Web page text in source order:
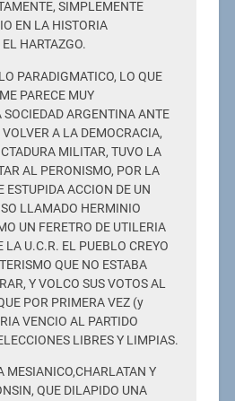
SIMPLEMENTE
EN LA HISTORIA
HARTAZGO.
PARADIGMATICO, LO QUE
PARECE MUY
SOCIEDAD ARGENTINA ANTE
A LA DEMOCRACIA,
MILITAR, TUVO LA
AL PERONISMO, POR LA
ESTUPIDA ACCION DE UN
LLAMADO HERMINIO
UN FERETRO DE UTILERIA
LA U.C.R. EL PUEBLO CREYO
QUE NO ESTABA
Y VOLCO SUS VOTOS AL
POR PRIMERA VEZ (y
VENCIO AL PARTIDO
LIBRES Y LIMPIAS.
MESIANICO,CHARLATAN Y
QUE DILAPIDO UNA